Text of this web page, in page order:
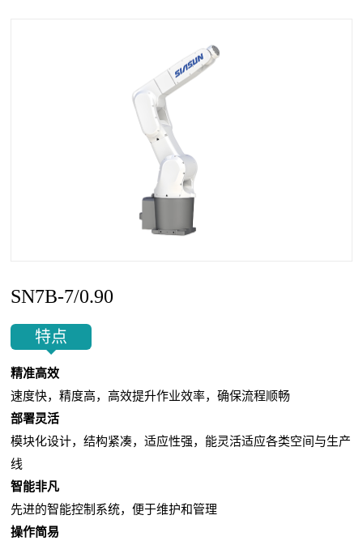
SN7B-7/0.90
特点
精准高效
速度快，精度高，高效提升作业效率，确保流程顺畅
部署灵活
模块化设计，结构紧凑，适应性强，能灵活适应各类空间与生产
线
智能非凡
先进的智能控制系统，便于维护和管理
操作简易